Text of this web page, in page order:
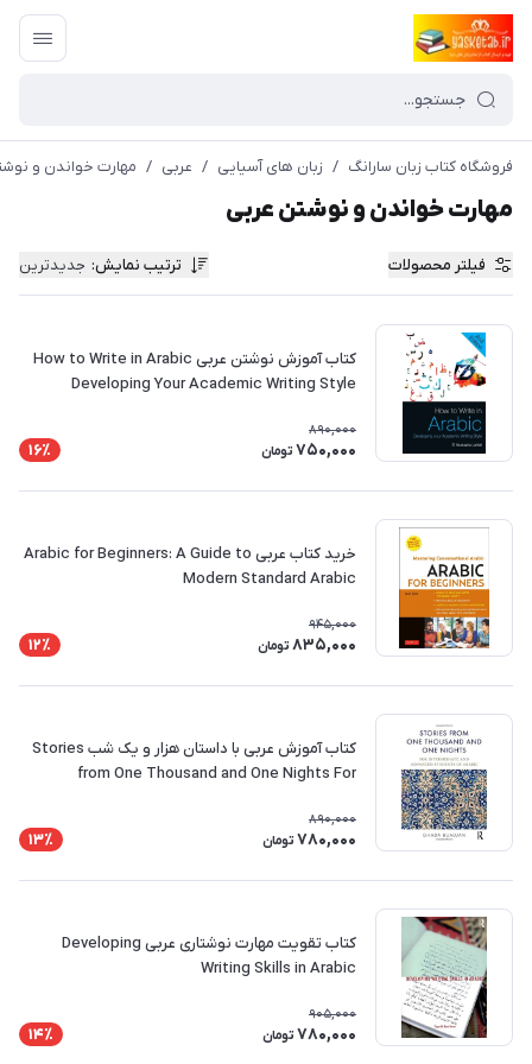
فروشگاه کتاب زبان سارانگ / زبان های آسیایی / عربی / مهارت خواندن و
مهارت خواندن و نوشتن عربی
فیلتر محصولات ترتیب نمایش: جدیدترین
کتاب آموزش نوشتن عربی How to Write in Arabic
Developing Your Academic Writing Style
890,000
750,000 تومان 16٪
خرید کتاب عربی Arabic for Beginners: A Guide to
Modern Standard Arabic
945,000
835,000 تومان 12٪
کتاب آموزش عربی با داستان هزار و یک شب Stories
from One Thousand and One Nights For
Arabic
890,000
780,000 تومان 13٪
کتاب تقویت مهارت نوشتاری عربی Developing
Writing Skills in Arabic
905,000
780,000 تومان 14٪